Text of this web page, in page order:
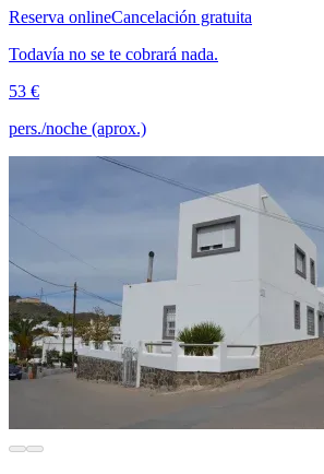
Reserva onlineCancelación gratuita
Todavía no se te cobrará nada.
53 €
pers./noche (aprox.)